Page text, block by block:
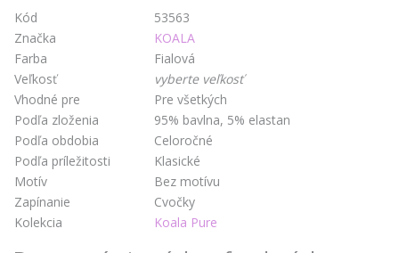
Kód
53563
Značka
KOALA
Farba
Fialová
Veľkosť
vyberte veľkosť
Vhodné pre
Pre všetkých
Podľa zloženia
95% bavlna, 5% elastan
Podľa obdobia
Celoročné
Podľa príležitosti
Klasické
Motív
Bez motívu
Zapínanie
Cvočky
Kolekcia
Koala Pure